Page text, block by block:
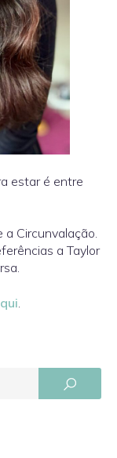
estar é entre
Circunvalação.
a Taylor
.